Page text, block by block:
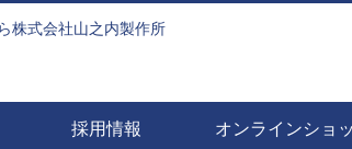
株式会社山之内製作所
採用情報 オンラインショ